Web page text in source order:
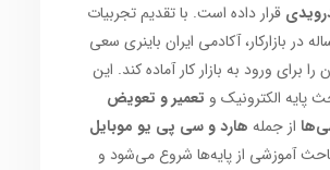
قرار داده است. با تقدیم تجربیات
در بازارکار، آکادمی ایران باینری سعی
را برای ورود به بازار کار آماده کند. این
پایه الکترونیک و تعمیر و تعویض
از جمله هارد و سی پی یو موبایل
آموزشی از پایه‌ها شروع می‌شود و